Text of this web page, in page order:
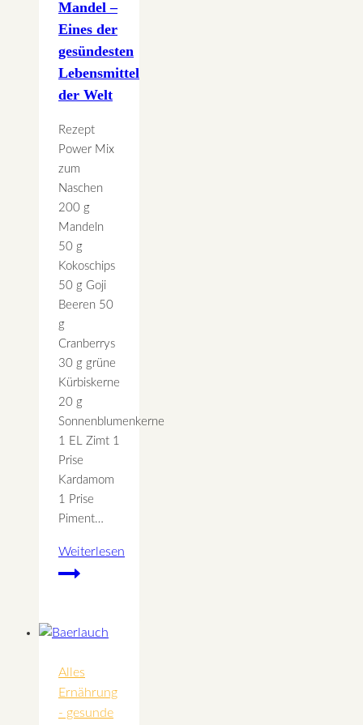
Mandel –
Eines der
gesündesten
Lebensmittel
der Welt
Rezept
Power Mix
zum
Naschen
200 g
Mandeln
50 g
Kokoschips
50 g Goji
Beeren 50
g
Cranberrys
30 g grüne
Kürbiskerne
20 g
Sonnenblumenkerne
1 EL Zimt 1
Prise
Kardamom
1 Prise
Piment…
Weiterlesen
Die
Eines
gesündesten
Lebensmittel
der
Alles
Ernährung
- gesunde